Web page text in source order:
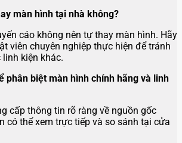
màn hình tại nhà không?
cáo không nên tự thay màn hình. Hãy
viên chuyên nghiệp thực hiện để tránh
linh kiện khác.
phân biệt màn hình chính hãng và linh
cấp thông tin rõ ràng về nguồn gốc
có thể xem trực tiếp và so sánh tại cửa